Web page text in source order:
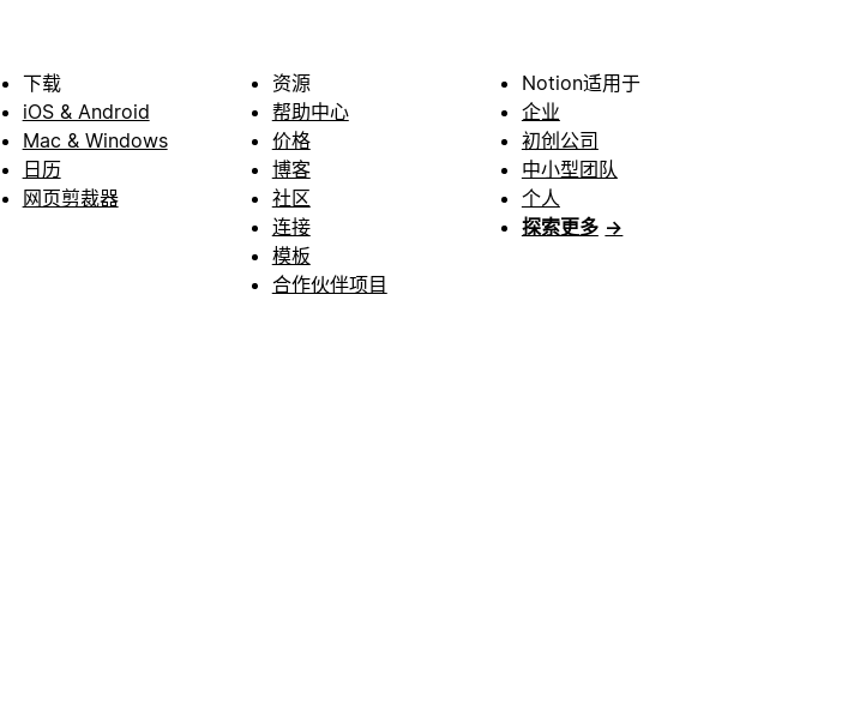
下载
iOS & Android
Mac & Windows
日历
网页剪裁器
资源
帮助中心
价格
博客
社区
连接
模板
合作伙伴项目
Notion适用于
企业
初创公司
中小型团队
个人
探索更多 →